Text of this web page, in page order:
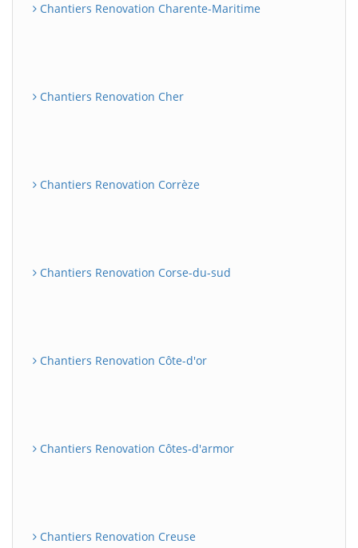
Chantiers Renovation Charente-Maritime
Chantiers Renovation Cher
Chantiers Renovation Corrèze
Chantiers Renovation Corse-du-sud
Chantiers Renovation Côte-d'or
Chantiers Renovation Côtes-d'armor
Chantiers Renovation Creuse